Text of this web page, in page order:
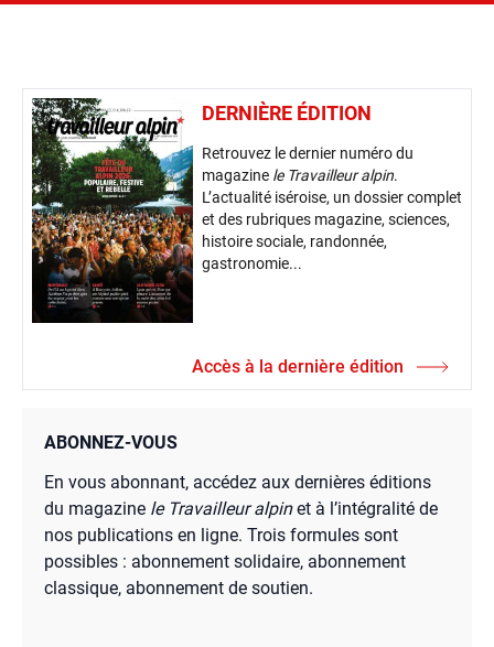
DERNIÈRE ÉDITION
Retrouvez le dernier numéro du
magazine le Travailleur alpin.
L’actualité iséroise, un dossier complet
et des rubriques magazine, sciences,
histoire sociale, randonnée,
gastronomie...
Accès à la dernière édition
ABONNEZ-VOUS
En vous abonnant, accédez aux dernières éditions
du magazine le Travailleur alpinet à l’intégralité de
nos publications en ligne. Trois formules sont
possibles : abonnement solidaire, abonnement
classique, abonnement de soutien.